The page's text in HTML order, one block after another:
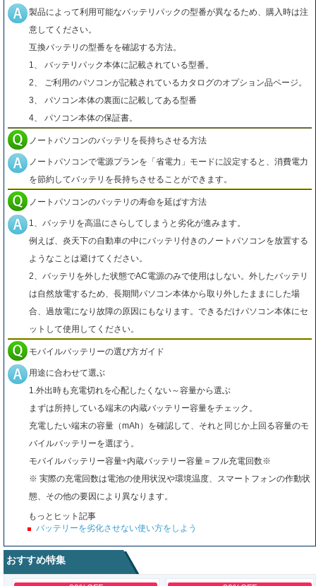
製品によって利用可能なバッテリパックの型番が異なるため、購入時は注
意してください。
互換バッテリの型番をを確認する方法。
1、 バッテリパック本体に記載されている型番。
2、 ご利用のパソコンが記載されているカタログのオプション品ページ。
3、 パソコン本体の裏面に記載してある型番
4、 パソコン本体の保証書。
ノートパソコンのバッテリを長持ちさせる方法
ノートパソコンで電源プランを「省電力」モードに設定すると、消費電力
を節約してバッテリを長持ちさせることができます。
ノートパソコンのバッテリの寿命を延ばす方法
1、バッテリを高温にさらしてしまうと劣化が進みます。
例えば、炎天下の自動車の中にバッテリ付きのノートパソコンを放置する
ようなことは避けてください。
2、バッテリを外した状態でAC電源のみで使用はしない。外したバッテリ
は自然放電するため、長期間パソコン本体から取り外したままにした場
合、過放電になり故障の原因にもなります。できるだけパソコン本体にセ
ットして使用してください。
モバイルバッテリーの選び方ガイド
用途に合わせて選ぶ
1.外出時も充電切れを心配したくない～容量から選ぶ
まずは所持している端末の内蔵バッテリー容量をチェック。
充電したい端末の容量（mAh）を確認して、それと同じか上回る容量のモ
バイルバッテリーを選ぼう。
モバイルバッテリー容量÷内蔵バッテリー容量＝フル充電回数※
※ 実際の充電回数は電池の使用状況や環境温度、スマートフォンの作動状
態、その他の要因により異なります。
もっとヒット記事
バッテリーを劣化させない使い方をしよう
おすすめ特集